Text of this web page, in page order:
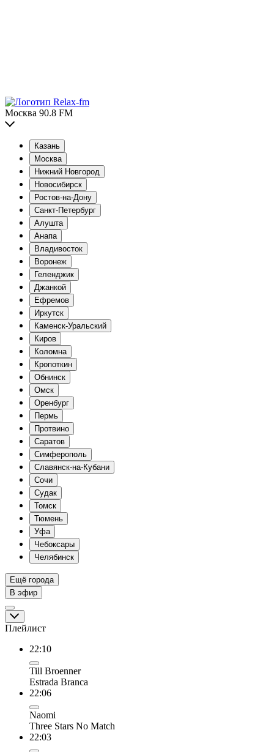
Москва 90.8 FM
Казань
Москва
Нижний Новгород
Новосибирск
Ростов-на-Дону
Санкт-Петербург
Алушта
Анапа
Владивосток
Воронеж
Геленджик
Джанкой
Ефремов
Иркутск
Каменск-Уральский
Киров
Коломна
Кропоткин
Обнинск
Омск
Оренбург
Пермь
Протвино
Саратов
Симферополь
Славянск-на-Кубани
Сочи
Судак
Томск
Тюмень
Уфа
Чебоксары
Челябинск
Ещё города
В эфир
Плейлист
22:10
Till Broenner
Estrada Branca
22:06
Naomi
Three Stars No Match
22:03